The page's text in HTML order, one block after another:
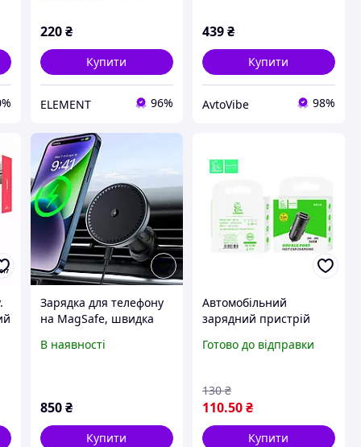
220 ₴
Купити
ELEMENT 96%
(TZCCJD-0G)
439₴
Купити
AvtoVibe 98%
Зарядка для телефону
на MagSafe, швидка
автомобільний тримач
отвору,
В наявності
850 ₴
Купити
Автомобільний
зарядний пристрій
2.4A | Зарядка в
телефону 12V/24V
Чорний
Готово до відправки
110.50₴
130 ₴
Купити